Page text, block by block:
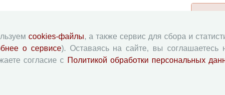
cookies-файлы, а также сервис для сбора и
о сервисе). Оставаясь на сайте, вы соглашаетесь
согласие с Политикой обработки персональных